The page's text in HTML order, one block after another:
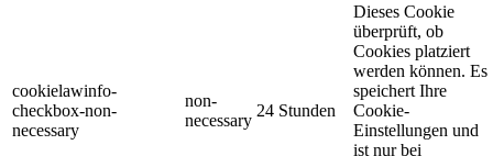
cookielawinfo-
checkbox-non-
necessary
non-
necessary
24 Stunden
Dieses Cookie
überprüft, ob
Cookies platziert
werden können. Es
speichert Ihre
Cookie-
Einstellungen und
ist nur bei